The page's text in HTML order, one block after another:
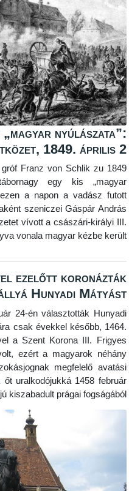
„magyar
ütközet, 1849.
Hort között gróf Franz von
altábornagy egy kis
ám ezen a napon a
nyitányaként szeniczei
ütközetet vívott a
és a Zagyva vonala magyar
évvel ezelőtt
királlyá Hunyadi
január 24-én
csak évekkel
sor. Mivel a Szent Korona
volt, ezért a
a szokásjognak
őt uralkodójukká
az ifjú kiszabadult prágai